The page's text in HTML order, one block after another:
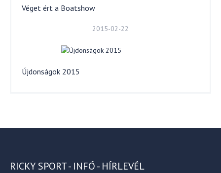
Véget ért a Boatshow
2015-02-22
Újdonságok 2015
RICKY SPORT - INFÓ - HÍRLEVÉL